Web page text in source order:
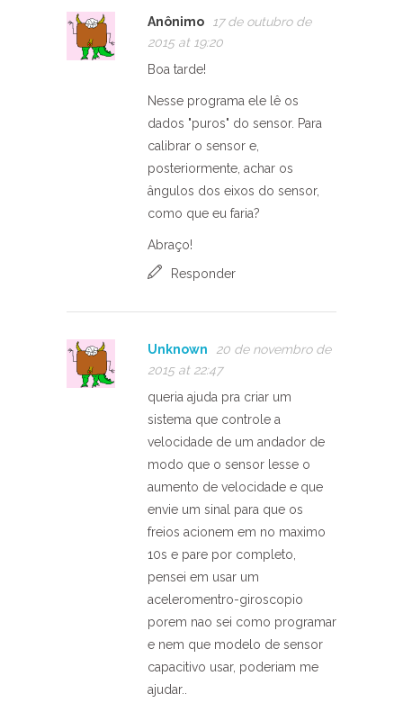
Anônimo
17 de outubro de
2015 at 19:20
Boa tarde!
Nesse programa ele lê os
dados "puros" do sensor. Para
calibrar o sensor e,
posteriormente, achar os
ângulos dos eixos do sensor,
como que eu faria?
Abraço!
Responder
Unknown
20 de novembro de
2015 at 22:47
queria ajuda pra criar um
sistema que controle a
velocidade de um andador de
modo que o sensor lesse o
aumento de velocidade e que
envie um sinal para que os
freios acionem em no maximo
10s e pare por completo,
pensei em usar um
aceleromentro-giroscopio
porem nao sei como programar
e nem que modelo de sensor
capacitivo usar, poderiam me
ajudar..